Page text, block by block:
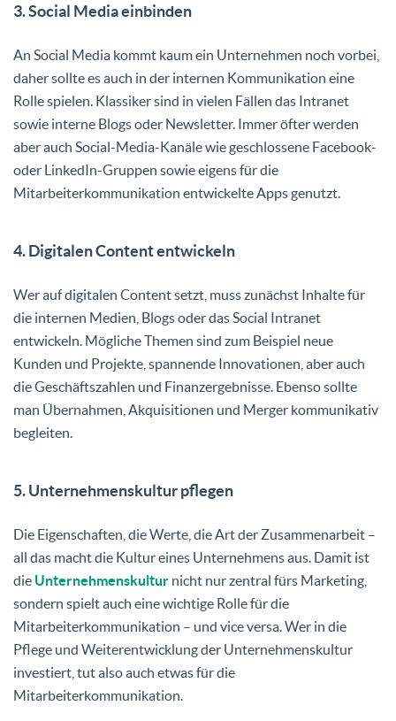
3. Social Media einbinden
An Social Media kommt kaum ein Unternehmen noch vorbei,
daher sollte es auch in der internen Kommunikation eine
Rolle spielen. Klassiker sind in vielen Fällen das Intranet
sowie interne Blogs oder Newsletter. Immer öfter werden
aber auch Social-Media-Kanäle wie geschlossene Facebook-
oder LinkedIn-Gruppen sowie eigens für die
Mitarbeiterkommunikation entwickelte Apps genutzt.
4. Digitalen Content entwickeln
Wer auf digitalen Content setzt, muss zunächst Inhalte für
die internen Medien, Blogs oder das Social Intranet
entwickeln. Mögliche Themen sind zum Beispiel neue
Kunden und Projekte, spannende Innovationen, aber auch
die Geschäftszahlen und Finanzergebnisse. Ebenso sollte
man Übernahmen, Akquisitionen und Merger kommunikativ
begleiten.
5. Unternehmenskultur pflegen
Die Eigenschaften, die Werte, die Art der Zusammenarbeit –
all das macht die Kultur eines Unternehmens aus. Damit ist
die Unternehmenskultur nicht nur zentral fürs Marketing,
sondern spielt auch eine wichtige Rolle für die
Mitarbeiterkommunikation – und vice versa. Wer in die
Pflege und Weiterentwicklung der Unternehmenskultur
investiert, tut also auch etwas für die
Mitarbeiterkommunikation.